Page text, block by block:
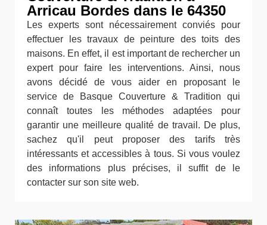
Arricau Bordes dans le 64350
Les experts sont nécessairement conviés pour
effectuer les travaux de peinture des toits des
maisons. En effet, il est important de rechercher un
expert pour faire les interventions. Ainsi, nous
avons décidé de vous aider en proposant le
service de Basque Couverture & Tradition qui
connaît toutes les méthodes adaptées pour
garantir une meilleure qualité de travail. De plus,
sachez qu'il peut proposer des tarifs très
intéressants et accessibles à tous. Si vous voulez
des informations plus précises, il suffit de le
contacter sur son site web.